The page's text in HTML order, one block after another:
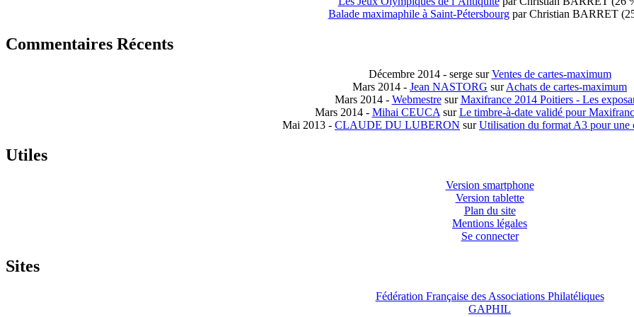
Balade maximaphile à Saint-Pétersbourgpar Christian BARRET
Commentaires Récents
Décembre 2014 - serge surVentes de cartes-maximum
Mars 2014 - Jean NASTORG surAchats de cartes-maximum
Mars 2014 - WebmestresurMaxifrance 2014 Poitiers - Les
Mars 2014 - Mihai CEUCA surLe timbre-à-date validé pour
Mai 2013 - CLAUDE DU LUBERON surUtilisation du format A3 pour
Utiles
Version smartphone
Version tablette
Plan du site
Mentions légales
Se connecter
Sites
Fédération Française des Associations Philatéliques
GAPHIL